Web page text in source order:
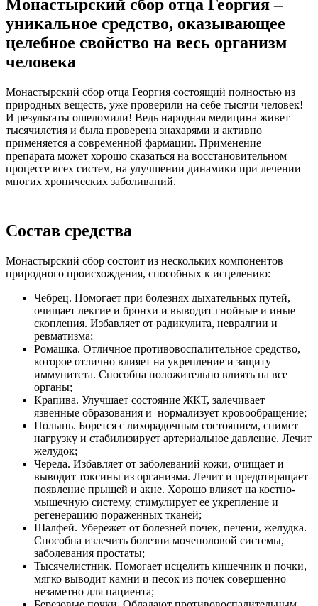
Монастырский сбор отца Георгия –
уникальное средство, оказывающее
целебное свойство на весь организм
человека
Монастырский сбор отца Георгия состоящий полностью из
природных веществ, уже проверили на себе тысячи человек!
И результаты ошеломили! Ведь народная медицина живет
тысячилетия и была проверена знахарями и активно
применяется а современной фармации. Применение
препарата может хорошо сказаться на восстановительном
процессе всех систем, на улучшении динамики при лечении
многих хронических заболиваний.
Состав средства
Монастырский сбор состоит из нескольких компонентов
природного происхождения, способных к исцелению:
Чебрец. Помогает при болезнях дыхательных путей,
очищает лекгие и бронхи и выводит гнойные и иные
скопления. Избавляет от радикулита, невралгии и
ревматизма;
Ромашка. Отличное противовоспалительное средство,
которое отлично влияет на укрепление и защиту
иммунитета. Способна положительно влиять на все
органы;
Крапива. Улучшает состояние ЖКТ, залечивает
язвенные образования и нормализует кровообращение;
Полынь. Борется с лихорадочным состоянием, снимет
нагрузку и стабилизирует артериальное давление. Лечит
желудок;
Череда. Избавляет от заболеваний кожи, очищает и
выводит токсины из организма. Лечит и предотвращает
появление прыщей и акне. Хорошо влияет на костно-
мышечную систему, стимулирует ее укрепление и
регенерацию пораженных тканей;
Шалфей. Убережет от болезней почек, печени, желудка.
Способна излечить болезни мочеполовой системы,
заболевания простаты;
Тысячелистник. Помогает исцелить кишечник и почки,
мягко выводит камни и песок из почек совершенно
незаметно для пациента;